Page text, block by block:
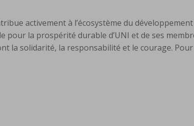
activement à l’écosystème du
pour la prospérité durable d’UNI et de ses
la solidarité, la responsabilité et le courage.